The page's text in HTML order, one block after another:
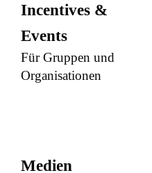
Incentives &
Events
Für Gruppen und
Organisationen
Medien